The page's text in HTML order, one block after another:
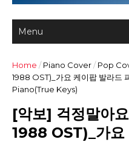
Home / Piano Cover/ Pop
1988 OST)_가요 케이팝 발라드
Piano(True Keys)
[악보] 걱정말아
1988 OST)_가요